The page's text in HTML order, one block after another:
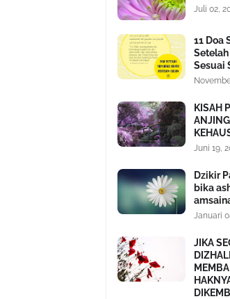
Juli 02,
11 Doa
Sesuai
KISAH
Juni 19,
Dzikir
bika
Januari
JIKA